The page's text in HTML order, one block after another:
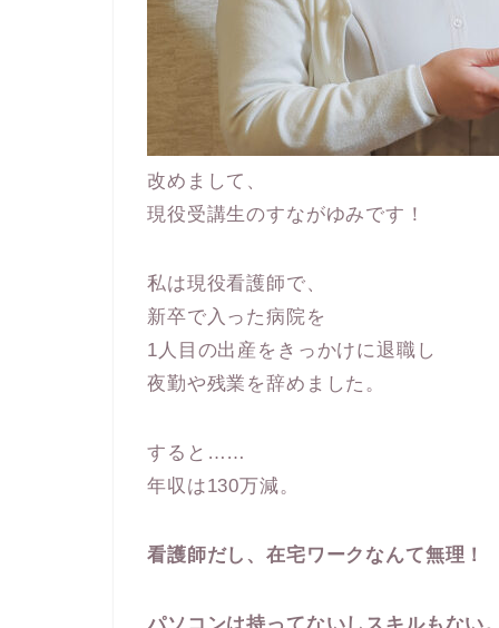
改めまして、
現役受講生のすながゆみです！
私は現役看護師で、
新卒で入った病院を
1人目の出産をきっかけに退職し
夜勤や残業を辞めました。
すると……
年収は130万減。
看護師だし、在宅ワークなんて無理！